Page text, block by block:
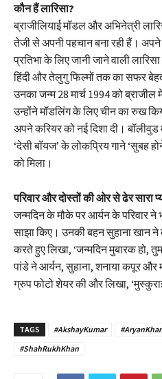
कौन हैं लारिसा?
ब्राजीलियाई मॉडल और अभिनेत्री
तेजी से अपनी पहचान बना रही हैं।
प्रतिभा के लिए जानी जाने वाली
हिंदी और तेलुगु फिल्मों तक का सफर
उनका जन्म 28 मार्च 1994 को
उन्होंने मॉडलिंग के लिए चीन का रुख
अपने करियर को नई दिशा दी।
‘देसी बॉयज’ के लोकप्रिय गाने ‘सुबह
को मिला।
परिवार और दोस्तों की ओर से ढेर सारा
जन्मदिन के मौके पर आर्यन के परिवार ने
साझा किए। उनकी बहन सुहाना खान ने
करते हुए लिखा, ‘जन्मदिन मुबारक हो,
पांडे ने आर्यन, सुहाना, शनाया कपूर
ग्रुप फोटो शेयर की और लिखा,
TAGS #AkshayKumar
#ShahRukhKhan